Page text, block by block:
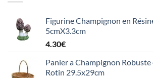
Figurine Champignon en
5cmX3.3cm
4.30€
Panier a Champignon
Rotin 29.5x29cm